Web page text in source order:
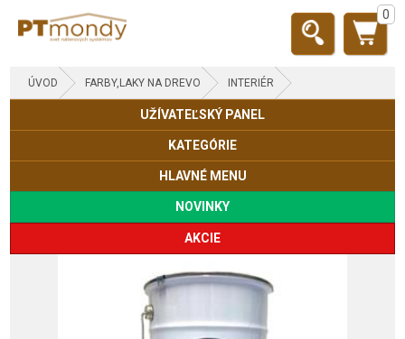
0
ÚVOD FARBY,LAKY NA DREVO INTERIÉR
UŽÍVATEĽSKÝ PANEL
KATEGÓRIE
HLAVNÉ MENU
NOVINKY
AKCIE